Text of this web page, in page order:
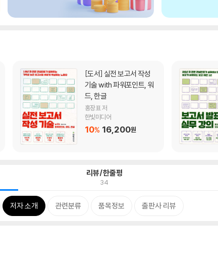
[도서]
기술 with 파워포인트, 워
드, 한글
홍장표 저
한빛미디어
10% 16,200원
리뷰/한줄평
34
저자 소개 관련분류 품목정보 출판사 리뷰